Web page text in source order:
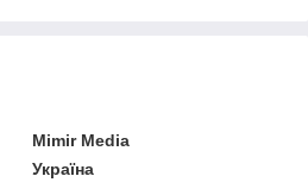
Mimir Media
Україна